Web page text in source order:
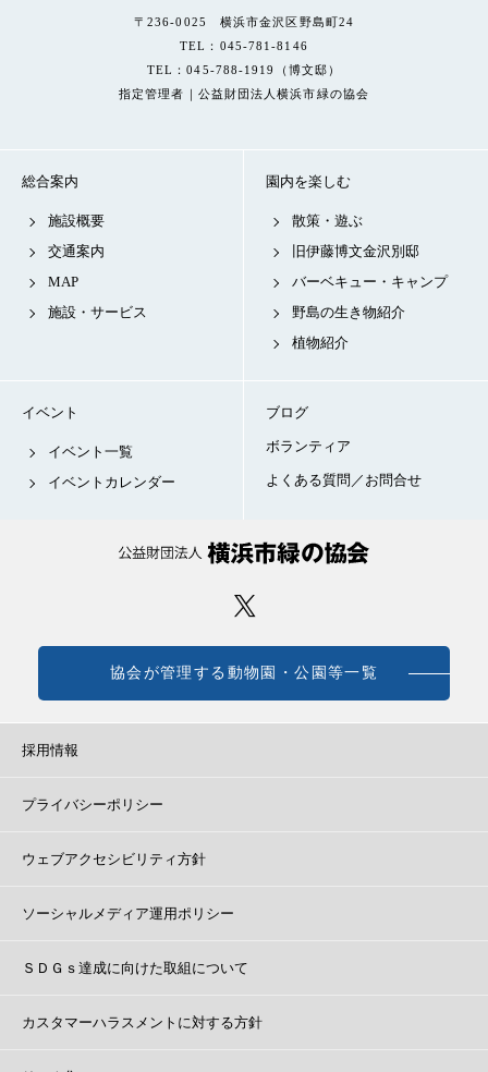
〒236-0025 横浜市金沢区野島町24
TEL：045-781-8146
TEL：045-788-1919（博文邸）
指定管理者｜公益財団法人横浜市緑の協会
総合案内
施設概要
交通案内
MAP
施設・サービス
園内を楽しむ
散策・遊ぶ
旧伊藤博文金沢別邸
バーベキュー・キャンプ
野島の生き物紹介
植物紹介
イベント
イベント一覧
イベントカレンダー
ブログ
ボランティア
よくある質問／お問合せ
協会が管理する動物園・公園等一覧
採用情報
プライバシーポリシー
ウェブアクセシビリティ方針
ソーシャルメディア運用ポリシー
ＳＤＧｓ達成に向けた取組について
カスタマーハラスメントに対する方針